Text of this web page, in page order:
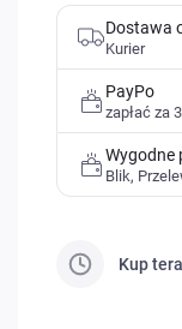
Dostawa
Kurier
PayPo
zapłać za
Wygodne
Blik,
Kup